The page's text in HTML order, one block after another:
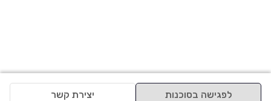
לפגישה בסוכנות יצירת קשר